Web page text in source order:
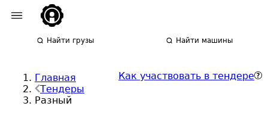
Найти грузы Найти машины
Главная
Тендеры
Разный
Как участвовать в тендере